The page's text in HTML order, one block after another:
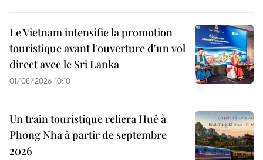
Le Vietnam intensifie la promotion
touristique avant l'ouverture d'un vol
direct avec le Sri Lanka
01/08/2026 10:10
Un train touristique reliera Huê à
Phong Nha à partir de septembre
2026